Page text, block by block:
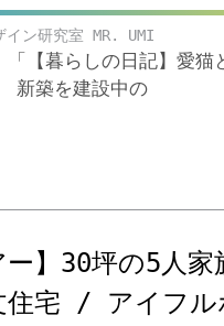
イン研究室 MR. UMI
【暮らしの日記】愛
新築を建設中の
ー】30坪の5人
住宅 / アイフル